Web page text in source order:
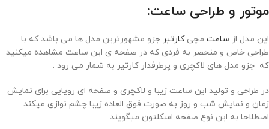
موتور و طراحی ساعت:
این مدل از ساعت مچیکارتیر جزو مشهورترین مدل ها می باشد که با
طراحی خاص و منحصر به فردی که در صفحه ی این ساعت مشاهده میکنید
که جزو مدل های لاکچری و پرطرفدار کارتیر به شمار می رود .
در طراحی و تولید این ساعت زیبا و لاکچری و صفحه ای رویایی برای نمایش
زمان و نمایش شب و روز به صورت فوق العاده زیبا چشم نوازی میکند
اصطلاحا به این نوع صفحه اسکلتون میگویند.